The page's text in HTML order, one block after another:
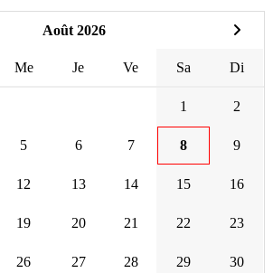
Août 2026
Me Je Ve Sa Di
1 2
5 6 7 8 9
12 13 14 15 16
19 20 21 22 23
26 27 28 29 30